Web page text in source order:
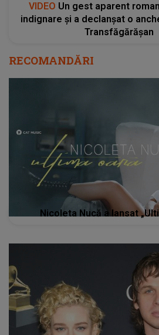
VIDEO Un gest aparent
indignare și a declanșat o
Transfăgărășan
RECOMANDĂRI
Nicoleta Nucă a lansat